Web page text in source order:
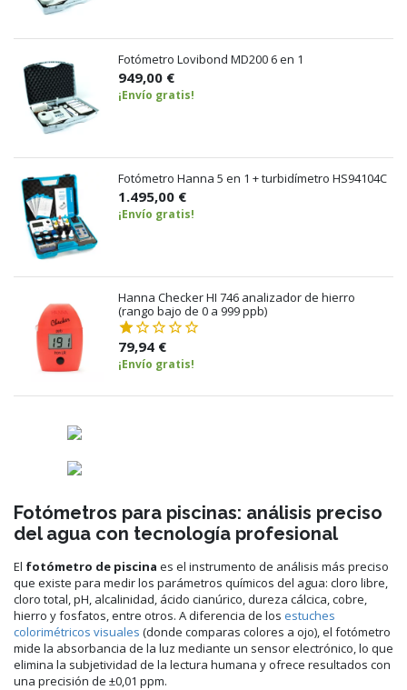
Fotómetro Lovibond MD200 6 en 1
949,00 €
¡Envío gratis!
Fotómetro Hanna 5 en 1 + turbidímetro HS94104C
1.495,00 €
¡Envío gratis!
Hanna Checker HI 746 analizador de hierro
(rango bajo de 0 a 999 ppb)
79,94 €
¡Envío gratis!
Fotómetros para piscinas: análisis preciso
del agua con tecnología profesional
El fotómetro de piscina es el instrumento de análisis más preciso
que existe para medir los parámetros químicos del agua: cloro libre,
cloro total, pH, alcalinidad, ácido cianúrico, dureza cálcica, cobre,
hierro y fosfatos, entre otros. A diferencia de los estuches
colorimétricos visuales (donde comparas colores a ojo), el fotómetro
mide la absorbancia de la luz mediante un sensor electrónico, lo que
elimina la subjetividad de la lectura humana y ofrece resultados con
una precisión de ±0,01 ppm.